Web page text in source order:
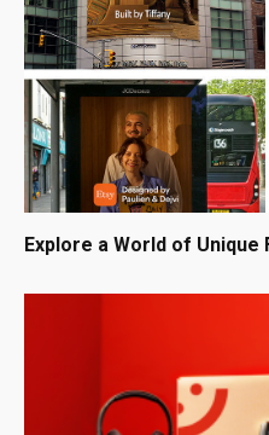
Explore a World of Unique